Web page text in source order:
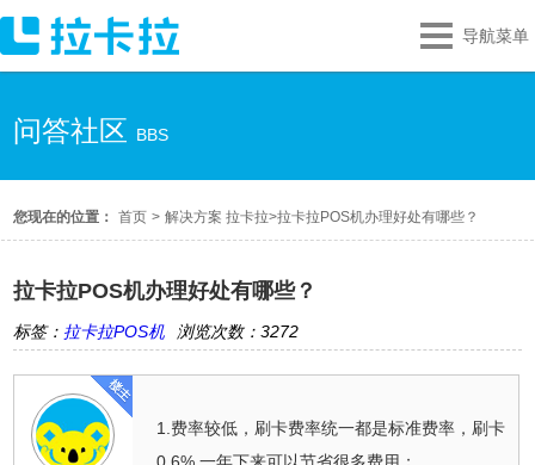
导航菜单
问答社区 BBS
您现在的位置： 首页 > 解决方案 拉卡拉>拉卡拉POS机办理好处有哪些？
拉卡拉POS机办理好处有哪些？
标签： 拉卡拉POS机 浏览次数：3272
1.费率较低，刷卡费率统一都是标准费率，刷卡